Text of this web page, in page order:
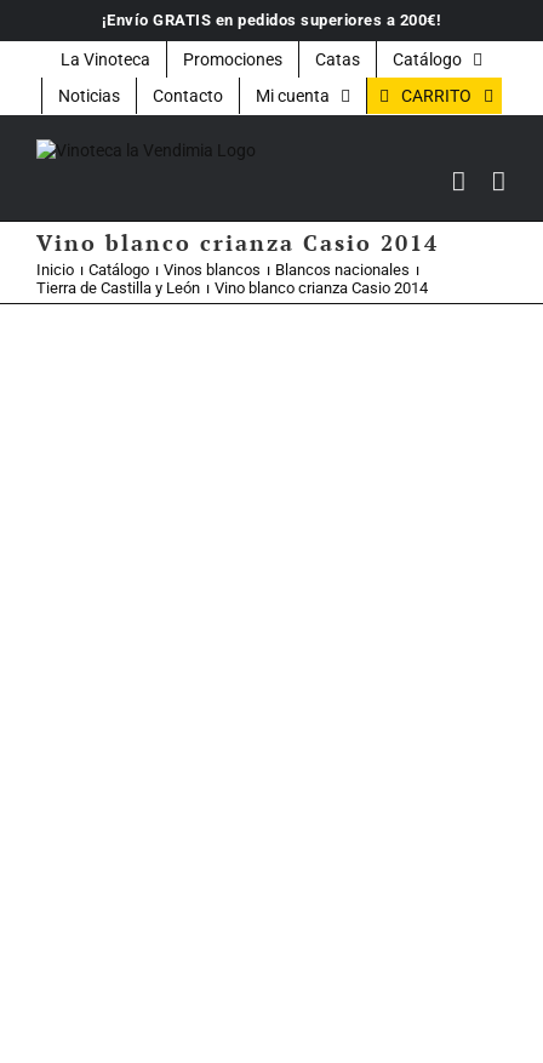
contenido
¡Envío GRATIS en pedidos superiores a 200€!
La Vinoteca Promociones Catas
Catálogo
Noticias
Contacto Mi cuenta CARRITO
Vino blanco crianza Casio 2014
Inicio Catálogo Vinos blancos
Blancos nacionales
Tierra de Castilla y León
Vino blanco crianza Casio 2014